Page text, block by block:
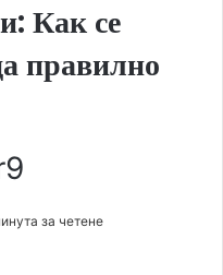
Как се
правилно
за четене